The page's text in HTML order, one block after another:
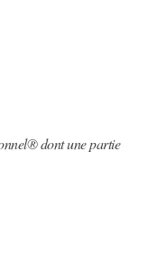
dont une partie